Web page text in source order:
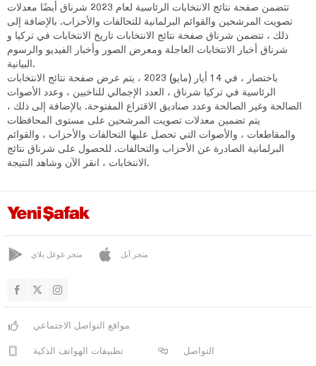
تتضمن صفحة نتائج الانتخابات الرئاسية لعام 2023 شرناق أيضًا معدلات
تصويت المرشحين والقوائم البرلمانية للتحالفات والأحزاب. بالإضافة إلى
ذلك ، تتضمن شرناق صفحة نتائج الانتخابات تاريخ الانتخابات في تركيا و
شرناق أخبار الانتخابات العاجلة ومعرض الصور وأخبار الفيديو والرسوم
البيانية.
باختصار ، في 14 أيار (مايو) 2023 ، يتم عرض صفحة نتائج الانتخابات
الرئاسية في تركيا شرناق ، العدد الإجمالي للناخبين ، وعدد الأصوات
الصالحة وغير الصالحة وعدد صناديق الاقتراع المفتوحة. بالإضافة إلى ذلك ،
يتم تضمين معدلات تصويت المرشحين على مستوى المحافظات
والمقاطعات ، والأصوات التي تحصل عليها التحالفات والأحزاب ، والقوائم
البرلمانية الصادرة عن الأحزاب والتحالفات. للحصول على شرناق نتائج
الانتخابات ، انقر الآن وشاهد النتيجة.
متجر غوغل بلاي متجر آبل
مواقع التواصل الاجتماعي
تطبيقات الهواتف الذكية التواصل